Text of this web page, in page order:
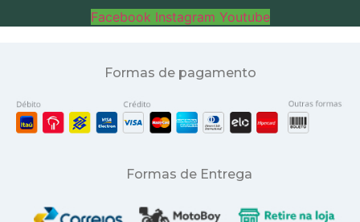
Facebook Instagram Youtube
Formas de pagamento
Formas de Entrega